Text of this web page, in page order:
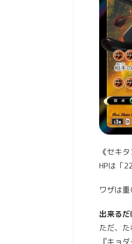
《セキ
HPは「
ワザは
出来る
ただ、
『キョ